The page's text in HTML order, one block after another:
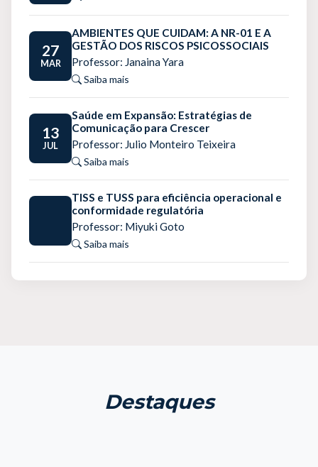
27
MAR
AMBIENTES QUE CUIDAM: A NR-01 E A
GESTÃO DOS RISCOS PSICOSSOCIAIS
Professor: Janaina Yara
Saiba mais
13
JUL
Saúde em Expansão: Estratégias de
Comunicação para Crescer
Professor: Julio Monteiro Teixeira
Saiba mais
TISS e TUSS para eficiência operacional e
conformidade regulatória
Professor: Miyuki Goto
Saiba mais
Destaques